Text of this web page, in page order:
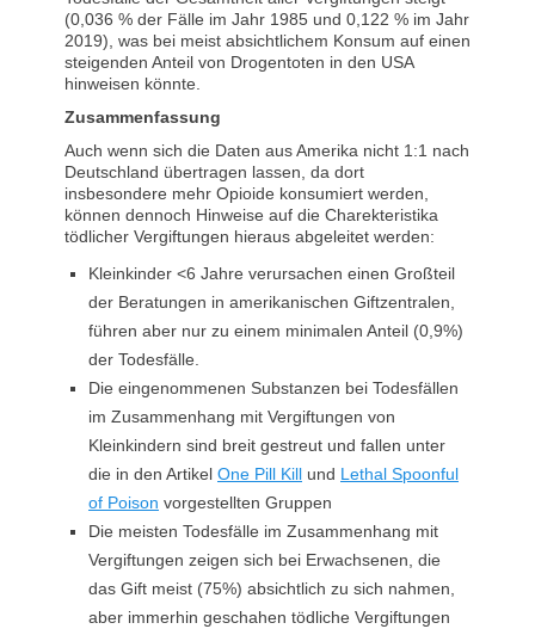
(0,036 % der Fälle im Jahr 1985 und 0,122 % im Jahr
2019), was bei meist absichtlichem Konsum auf einen
steigenden Anteil von Drogentoten in den USA
hinweisen könnte.
Zusammenfassung
Auch wenn sich die Daten aus Amerika nicht 1:1 nach
Deutschland übertragen lassen, da dort
insbesondere mehr Opioide konsumiert werden,
können dennoch Hinweise auf die Charekteristika
tödlicher Vergiftungen hieraus abgeleitet werden:
Kleinkinder <6 Jahre verursachen einen Großteil
der Beratungen in amerikanischen Giftzentralen,
führen aber nur zu einem minimalen Anteil (0,9%)
der Todesfälle.
Die eingenommenen Substanzen bei Todesfällen
im Zusammenhang mit Vergiftungen von
Kleinkindern sind breit gestreut und fallen unter
die in den Artikel One Pill Kill und Lethal Spoonful
of Poison vorgestellten Gruppen
Die meisten Todesfälle im Zusammenhang mit
Vergiftungen zeigen sich bei Erwachsenen, die
das Gift meist (75%) absichtlich zu sich nahmen,
aber immerhin geschahen tödliche Vergiftungen